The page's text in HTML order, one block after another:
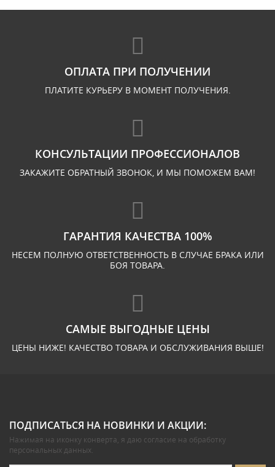
ОПЛАТА ПРИ ПОЛУЧЕНИИ
ПЛАТИТЕ КУРЬЕРУ В МОМЕНТ ПОЛУЧЕНИЯ.
КОНСУЛЬТАЦИИ ПРОФЕССИОНАЛОВ
ЗАКАЖИТЕ ОБРАТНЫЙ ЗВОНОК, И МЫ ПОМОЖЕМ ВАМ!
ГАРАНТИЯ КАЧЕСТВА 100%
НЕСЕМ ПОЛНУЮ ОТВЕТСТВЕННОСТЬ В СЛУЧАЕ БРАКА ИЛИ
БОЯ ТОВАРА.
САМЫЕ ВЫГОДНЫЕ ЦЕНЫ
ЦЕНЫ НИЖЕ! КАЧЕСТВО ТОВАРА И ОБСЛУЖИВАНИЯ ВЫШЕ!
ПОДПИСАТЬСЯ НА НОВИНКИ И АКЦИИ:
Нажимая на иконку конверта, я даю согласие на обработку
персональных данных.